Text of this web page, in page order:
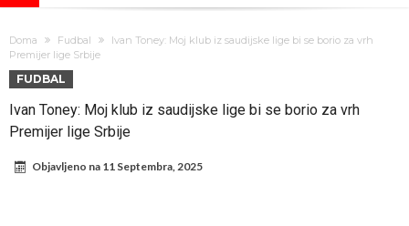
fudbaler Barcelone
Engleski reprezentativac optužen za napad u noćnom klubu
Suđenje o smrti Maradone: Noge su mu bile natečene, nije se hteo
oprati
Ko je pomogao Rodriju da odabere Barselonu?
Doma Fudbal
Ivan Toney: Moj klub iz saudijske lige bi se borio za vrh
Premijer lige Srbije
FUDBAL
Ivan Toney: Moj klub iz saudijske lige bi se borio za vrh
Premijer lige Srbije
Objavljeno na 11 Septembra, 2025